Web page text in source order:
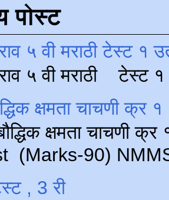
पोस्ट
५ वी मराठी टेस्ट १
५ वी मराठी टेस्ट
क्षमता चाचणी क्र
क्षमता चाचणी
(Marks-90) NMMS
, 3 री